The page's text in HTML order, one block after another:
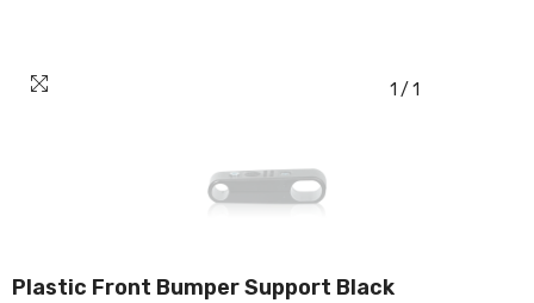
1 / 1
Plastic Front Bumper Support Black